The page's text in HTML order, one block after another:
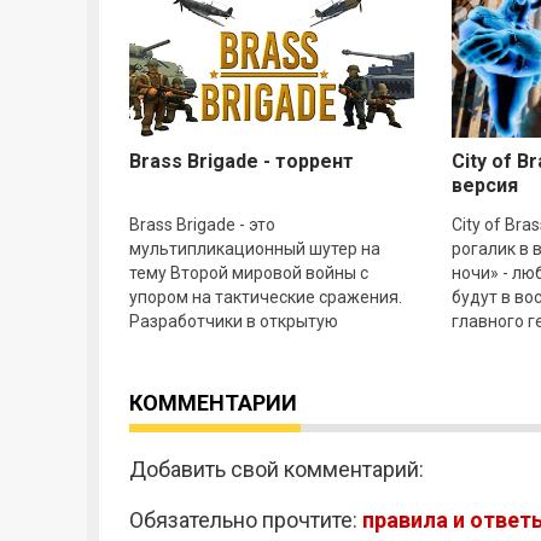
Brass Brigade - торрент
Brass Brigade - это
мультипликационный шутер на
тему Второй мировой войны с
упором на тактические сражения.
Разработчики в открытую
всем
City of
версия
City of
рогалик в
ночи» -
будут в
главного
КОММЕНТАРИИ
Добавить свой комментарий:
Обязательно прочтите: правила и